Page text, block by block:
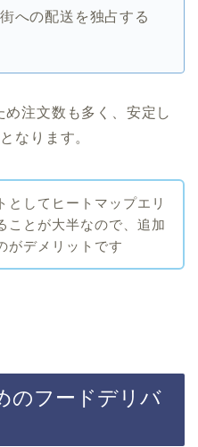
への配送を独占する
注文数も多く、安定し
なります。
としてヒートマップエリ
ことが大半なので、追加
がデメリットです
のフードデリバ